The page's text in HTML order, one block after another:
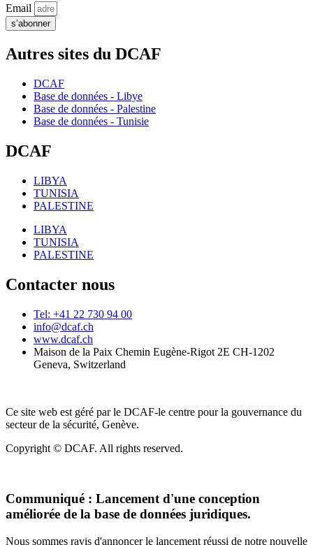
Email
s’abonner
Autres sites du DCAF
DCAF
Base de données - Libye
Base de données - Palestine
Base de données - Tunisie
DCAF
LIBYA
TUNISIA
PALESTINE
LIBYA
TUNISIA
PALESTINE
Contacter nous
Tel: +41 22 730 94 00
info@dcaf.ch
www.dcaf.ch
Maison de la Paix Chemin Eugène-Rigot 2E CH-1202
Geneva, Switzerland
Ce site web est géré par le DCAF-le centre pour la gouvernance du
secteur de la sécurité, Genève.
Copyright © DCAF. All rights reserved.
Communiqué : Lancement d'une conception
améliorée de la base de données juridiques.
Nous sommes ravis d'annoncer le lancement réussi de notre nouvelle